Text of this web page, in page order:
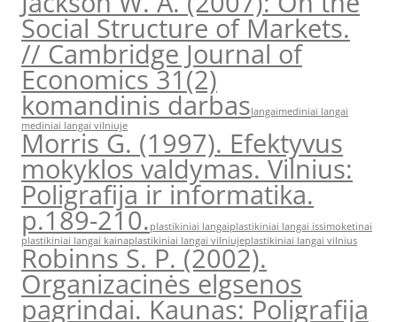
Social Structure of Markets.
// Cambridge Journal of
Economics 31(2)
komandinis darbaslangaimediniai langai
mediniai langai vilniuje
Morris G. (1997). Efektyvus
mokyklos valdymas. Vilnius:
Poligrafija ir informatika.
p.189-210. plastikiniai langaiplastikiniai langai issimoketinai
plastikiniai langai kainaplastikiniai langai vilniujeplastikiniai langai vilnius
Robinns S. P. (2002).
Organizacinės elgsenos
pagrindai. Kaunas: Poligrafija